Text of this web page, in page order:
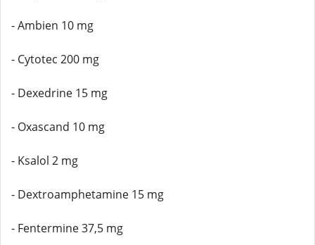
- Ambien 10 mg
- Cytotec 200 mg
- Dexedrine 15 mg
- Oxascand 10 mg
- Ksalol 2 mg
- Dextroamphetamine 15 mg
- Fentermine 37,5 mg